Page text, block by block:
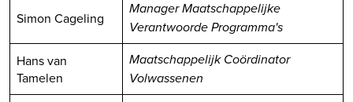
Simon Cageling
Manager Maatschappelijke
Verantwoorde Programma's
Hans van
Tamelen
Maatschappelijk Coördinator
Volwassenen